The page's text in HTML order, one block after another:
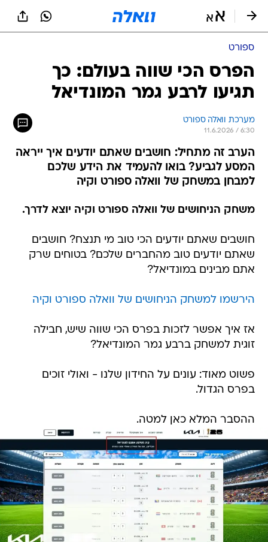
ספורט
הפרס הכי שווה בעולם: כך
תגיעו לרבע גמר המונדיאל
מערכת וואלה ספורט
11.6.2026 / 6:30
הערב זה מתחיל: חושבים שאתם יודעים איך ייראה
המסע לגביע? בואו להעמיד את הידע שלכם
למבחן במשחק של וואלה ספורט וקיה
משחק הניחושים של וואלה ספורט וקיה יוצא לדרך.
חושבים שאתם יודעים הכי טוב מי תנצח? חושבים
שאתם יודעים טוב מהחברים שלכם? בטוחים שרק
אתם מבינים במונדיאל?
הירשמו למשחק הניחושים של וואלה ספורט וקיה
אז איך אפשר לזכות בפרס הכי שווה שיש, חבילה
זוגית למשחק ברבע גמר המונדיאל?
פשוט מאוד: עונים על החידון שלנו - ואולי זוכים
בפרס הגדול.
ההסבר המלא כאן למטה.